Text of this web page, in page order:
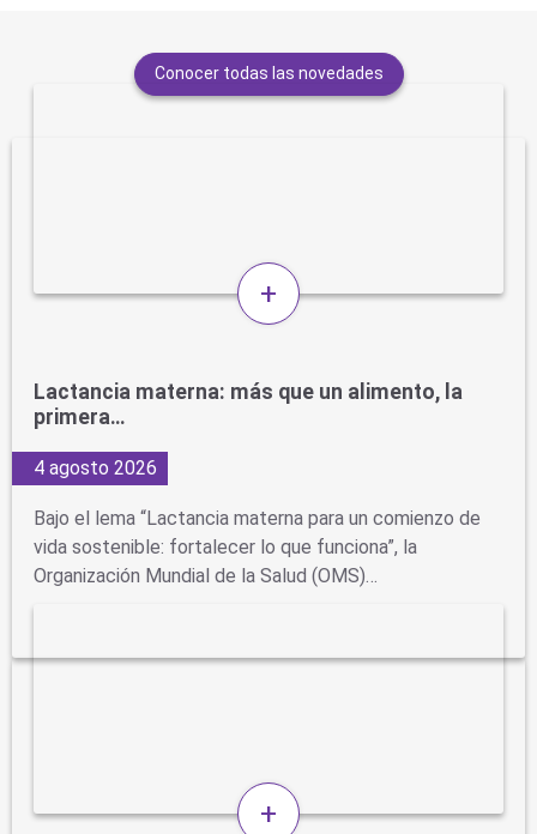
Conocer todas las novedades
+
Lactancia materna: más que un alimento, la
primera…
4 agosto 2026
Bajo el lema “Lactancia materna para un comienzo de
vida sostenible: fortalecer lo que funciona”, la
Organización Mundial de la Salud (OMS)…
+